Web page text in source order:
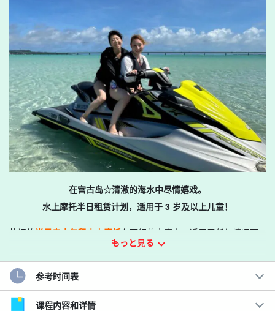
在宫古岛☆清澈的海水中尽情嬉戏。
水上摩托半日租赁计划，适用于 3 岁及以上儿童！
热门的 半日自由包租水上摩托 在可行的方案中， 适用于任何情况下
您将享受到
由于是租来的，您可以尽情享受，不必担心其他参与者，而且可以
按照适合自己的节奏游玩。
もっと見る
参考时间表
课程内容和详情